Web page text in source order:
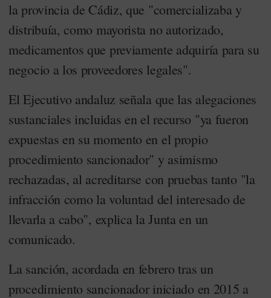
la provincia de Cádiz, que "comercializaba y
distribuía, como mayorista no autorizado,
medicamentos que previamente adquiría para su
negocio a los proveedores legales".
El Ejecutivo andaluz señala que las alegaciones
sustanciales incluidas en el recurso "ya fueron
expuestas en su momento en el propio
procedimiento sancionador" y asimismo
rechazadas, al acreditarse con pruebas tanto "la
infracción como la voluntad del interesado de
llevarla a cabo", explica la Junta en un
comunicado.
La sanción, acordada en febrero tras un
procedimiento sancionador iniciado en 2015 a